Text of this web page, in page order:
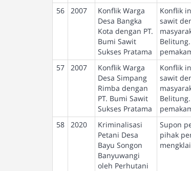
56 2007
Konflik Warga
Desa Bangka
Kota dengan PT.
Bumi Sawit
Sukses Pratama
Konflik
sawit
57 2007
Konflik Warga
Desa Simpang
Rimba dengan
PT. Bumi Sawit
Sukses Pratama
Konflik
sawit
58 2020
Kriminalisasi
Petani Desa
Bayu Songon
Banyuwangi
oleh Perhutani
Supon
pihak